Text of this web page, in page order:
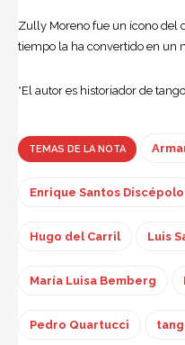
Zully Moreno fue un ícono del
tiempo la ha convertido en un
*El autor es historiador de
TEMAS DE LA NOTA
Enrique Santos Discépolo
Hugo del Carril Luis
María Luisa Bemberg
Pedro Quartucci